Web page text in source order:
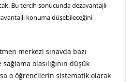
Bu tercih sonucunda dezavantajlı
konuma düşebileceğini
merkezi sınavda bazı
olasılığının düşük
o öğrencilerin sistematik olarak